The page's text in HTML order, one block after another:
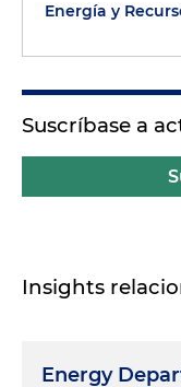
Energía y
Suscríbase a
Insights
Energy